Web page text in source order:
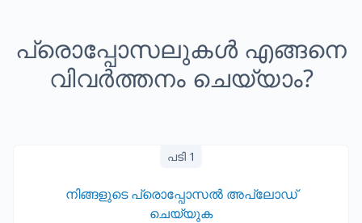
പ്രൊപ്പോസലുകൾ എങ്ങനെ
വിവർത്തനം ചെയ്യാം?
പടി 1
നിങ്ങളുടെ പ്രൊപ്പോസൽ അപ്‌ലോഡ്
ചെയ്യുക